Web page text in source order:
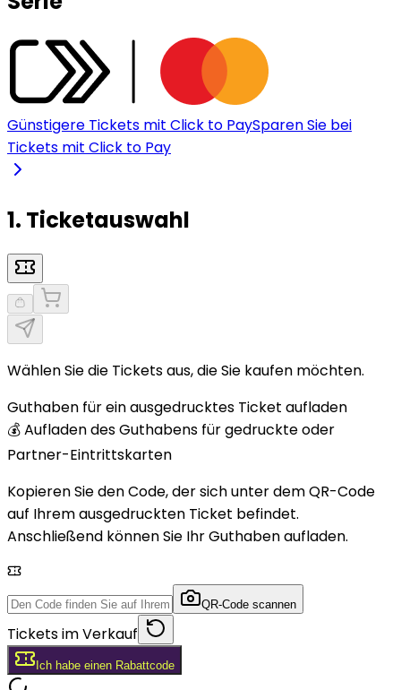
Günstigere Tickets mit Click to PaySparen Sie bei
Tickets mit Click to Pay
1. Ticketauswahl
Wählen Sie die Tickets aus, die Sie kaufen möchten.
Guthaben für ein ausgedrucktes Ticket aufladen
💰 Aufladen des Guthabens für gedruckte oder
Partner-Eintrittskarten
Kopieren Sie den Code, der sich unter dem QR-Code
auf Ihrem ausgedruckten Ticket befindet.
Anschließend können Sie Ihr Guthaben aufladen.
QR-Code scannen
Tickets im Verkauf
Ich habe einen Rabattcode